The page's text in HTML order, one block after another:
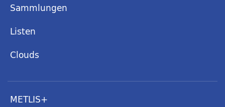
Sammlungen
Listen
Clouds
METLIS+